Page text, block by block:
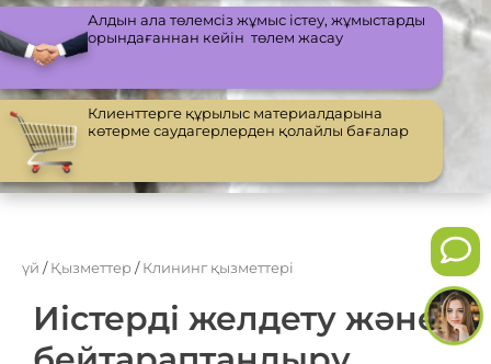
Алдын ала төлемсіз жұмыс істеу, жұмыстарды
орындағаннан кейін төлем жасау
Клиенттерге құрылыс материалдарына
көтерме саудагерлерден қолайлы бағалар
үй /Қызметтер/Клининг қызметтері
Иістерді желдету және